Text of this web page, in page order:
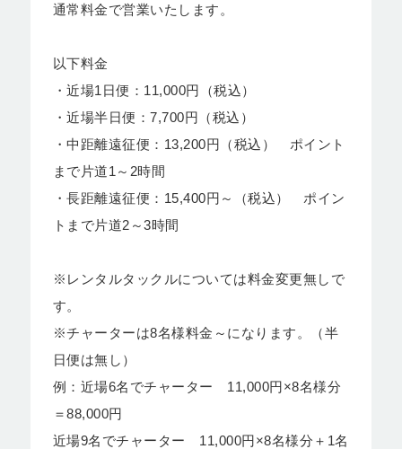
通常料金で営業いたします。
以下料金
・近場1日便：11,000円（税込）
・近場半日便：7,700円（税込）
・中距離遠征便：13,200円（税込） ポイント
まで片道1～2時間
・長距離遠征便：15,400円～（税込） ポイン
トまで片道2～3時間
※レンタルタックルについては料金変更無しで
す。
※チャーターは8名様料金～になります。（半
日便は無し）
例：近場6名でチャーター 11,000円×8名様分
＝88,000円
近場9名でチャーター 11,000円×8名様分＋1名